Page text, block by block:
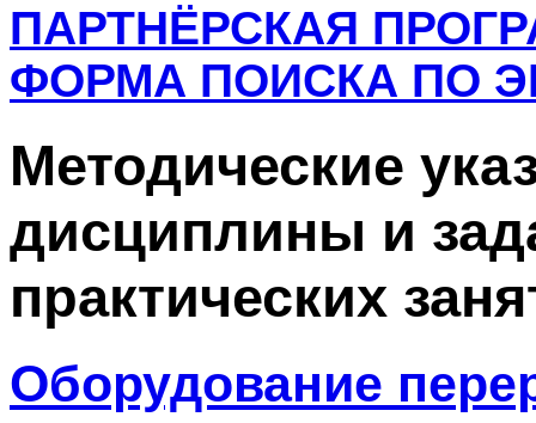
ПАРТНЁРСКАЯ
ФОРМА ПОИСКА ПО
Методические
дисциплины и
практических
Оборудование